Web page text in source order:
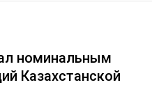
номинальным
Казахстанской